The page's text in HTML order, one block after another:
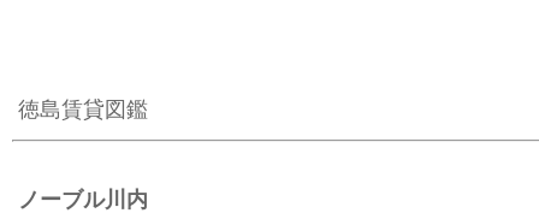
徳島賃貸図鑑
ノーブル川内